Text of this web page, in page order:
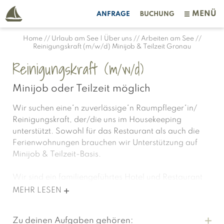
ANFRAGE BUCHUNG MENÜ
Home // Urlaub am See | Über uns // Arbeiten am See //
Reinigungskraft (m/w/d) Minijob & Teilzeit Gronau
Reinigungskraft (m/w/d)
Minijob oder Teilzeit möglich
Wir suchen eine*n zuverlässige*n Raumpfleger*in/
Reinigungskraft, der/die uns im Housekeeping
unterstützt. Sowohl für das Restaurant als auch die
Ferienwohnungen brauchen wir Unterstützung auf
Minijob & Teilzeit-Basis.
direkt am schönen Dreiländersee in Gronau gelegen.
MEHR LESEN
Zu deinen Aufgaben gehören: